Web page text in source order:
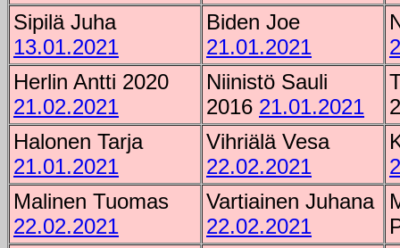
Sipilä Juha
13.01.2021
Biden Joe
21.01.2021
Herlin Antti 2020
21.02.2021
Niinistö Sauli
2016 21.01.2021
Halonen Tarja
21.01.2021
Vihriälä Vesa
22.02.2021
Malinen Tuomas
22.02.2021
Vartiainen Juhana
22.02.2021